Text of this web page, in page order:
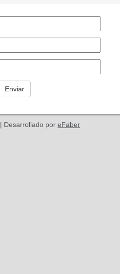
| Desarrollado por eFaber